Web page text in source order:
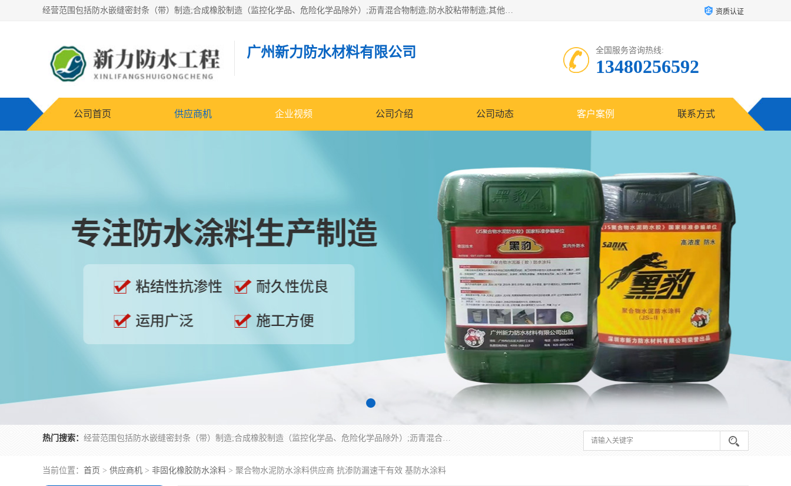
经营范围包括防水嵌缝密封条（带）制造;合成橡胶制造（监控化学品、危险化学品除外）;沥青混合物制造;防水胶粘带制造;其他合成材料制造（监控化学品、危险化学品除外）;涂料制造（监控化学品、危险化学品除外）;建筑结构防水补漏;防水建筑材料制造;粘合剂制造（监控化学品、危险化学品除外）;涂料零售;广州新力防水材料有限公司具有1处分支机构。 资质认证
广州新力防水材料有限公司 全国服务咨询热线:
13480256592
公司首页 供应商机 企业视频 公司介绍 公司动态 客户案例 联系方式
热门搜索： 经营范围包括防水嵌缝密封条（带）制造;合成橡胶制造（监控化学品、危险化学品除外）;沥青混合物制造;防水胶粘带制造;其他合成材料制造（监控化学品、危险化学品除外）;涂料制造（监控化学品、危险化学品除外）;建筑结构防水补漏;防水建筑材料制造;粘合剂制造（监控化学品、危险化学品除外）;涂料零售;广州新力防水材料有限公司具有1处分支机构。
当前位置： 首页 > 供应商机 > 非固化橡胶防水涂料 > 聚合物水泥防水涂料供应商 抗渗防漏速干有效 基防水涂料